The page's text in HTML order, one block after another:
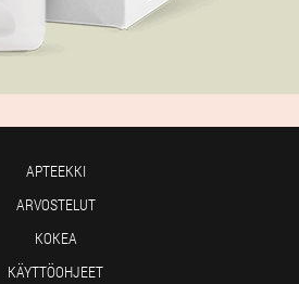
APTEEKKI
ARVOSTELUT
KOKEA
KÄYTTÖOHJEET